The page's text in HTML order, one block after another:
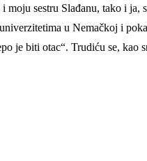
sestru Slađanu, tako i ja,
u Nemačkoj i
je biti otac“. Trudiću se, kao